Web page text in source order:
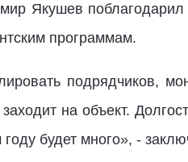
Якушев поблагодарил
программам.
подрядчиков,
на объект.
будет много», -